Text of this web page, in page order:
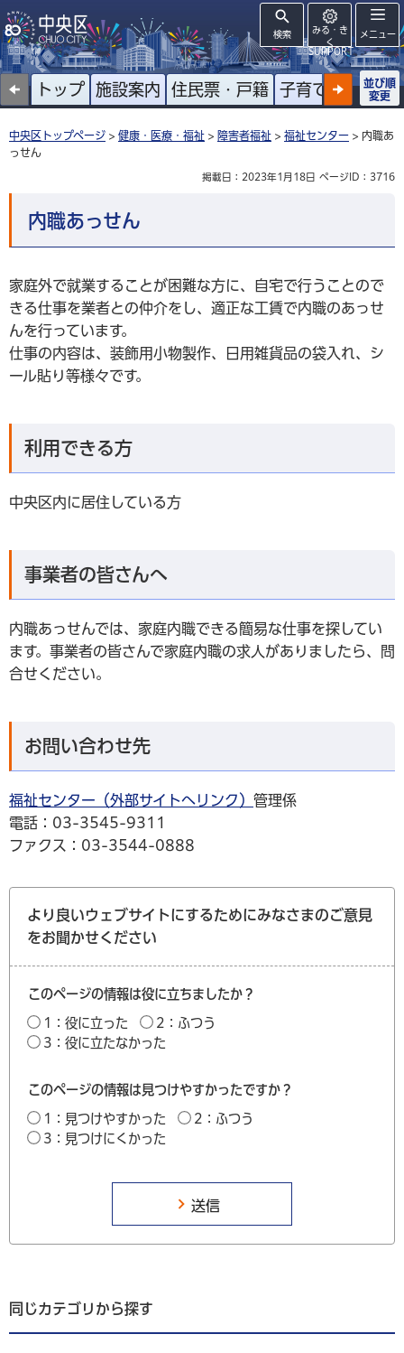
検索
みる・き
く
SUPPORT
メニュー
トップ 施設案内 住民票・戸籍 子育て 高齢者
並び順
変更
中央区トップページ > 健康・医療・福祉 > 障害者福祉 > 福祉センター > 内職あ
っせん
掲載日：2023年1月18日 ページID：3716
内職あっせん
家庭外で就業することが困難な方に、自宅で行うことので
きる仕事を業者との仲介をし、適正な工賃で内職のあっせ
んを行っています。
仕事の内容は、装飾用小物製作、日用雑貨品の袋入れ、シ
ール貼り等様々です。
利用できる方
中央区内に居住している方
事業者の皆さんへ
内職あっせんでは、家庭内職できる簡易な仕事を探してい
ます。事業者の皆さんで家庭内職の求人がありましたら、問
合せください。
お問い合わせ先
福祉センター（外部サイトへリンク） 管理係
電話：03-3545-9311
ファクス：03-3544-0888
より良いウェブサイトにするためにみなさまのご意見
をお聞かせください
このページの情報は役に立ちましたか？
1：役に立った
2：ふつう
3：役に立たなかった
このページの情報は見つけやすかったですか？
1：見つけやすかった
2：ふつう
3：見つけにくかった
同じカテゴリから探す